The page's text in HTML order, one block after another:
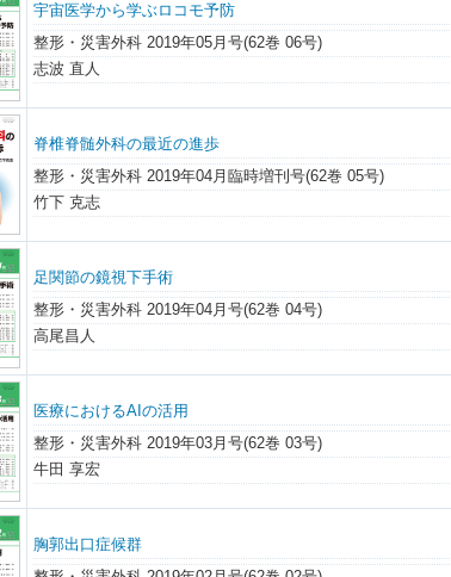
宇宙医学から学ぶロコモ予防
整形・災害外科 2019年05月号(62巻 06号)
志波 直人
脊椎脊髄外科の最近の進歩
整形・災害外科 2019年04月臨時増刊号(62巻 05号)
竹下 克志
足関節の鏡視下手術
整形・災害外科 2019年04月号(62巻 04号)
高尾昌人
医療におけるAIの活用
整形・災害外科 2019年03月号(62巻 03号)
牛田 享宏
胸郭出口症候群